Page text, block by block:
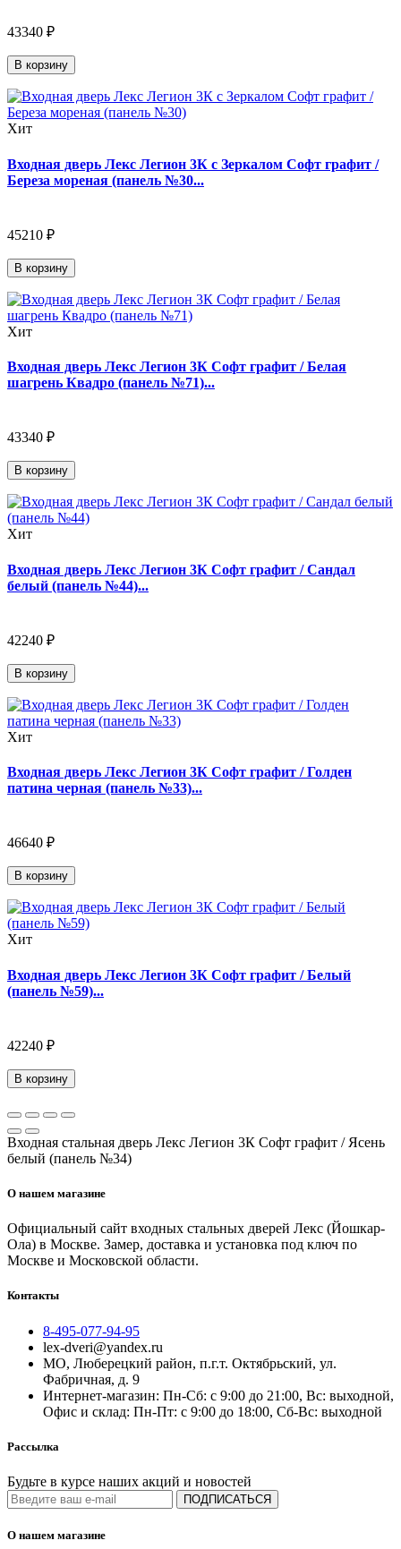
43340 ₽
В корзину
Хит
Входная дверь Лекс Легион 3К с Зеркалом Софт графит /
Береза мореная (панель №30...
45210 ₽
В корзину
Хит
Входная дверь Лекс Легион 3К Софт графит / Белая
шагрень Квадро (панель №71)...
43340 ₽
В корзину
Хит
Входная дверь Лекс Легион 3К Софт графит / Сандал
белый (панель №44)...
42240 ₽
В корзину
Хит
Входная дверь Лекс Легион 3К Софт графит / Голден
патина черная (панель №33)...
46640 ₽
В корзину
Хит
Входная дверь Лекс Легион 3К Софт графит / Белый
(панель №59)...
42240 ₽
В корзину
Входная стальная дверь Лекс Легион 3К Софт графит / Ясень
белый (панель №34)
О нашем магазине
Официальный сайт входных стальных дверей Лекс (Йошкар-
Ола) в Москве. Замер, доставка и установка под ключ по
Москве и Московской области.
Контакты
8-495-077-94-95
lex-dveri@yandex.ru
МО, Люберецкий район, п.г.т. Октябрьский, ул.
Фабричная, д. 9
Интернет-магазин: Пн-Сб: с 9:00 до 21:00, Вс: выходной,
Офис и склад: Пн-Пт: с 9:00 до 18:00, Сб-Вс: выходной
Рассылка
Будьте в курсе наших акций и новостей
ПОДПИСАТЬСЯ
О нашем магазине